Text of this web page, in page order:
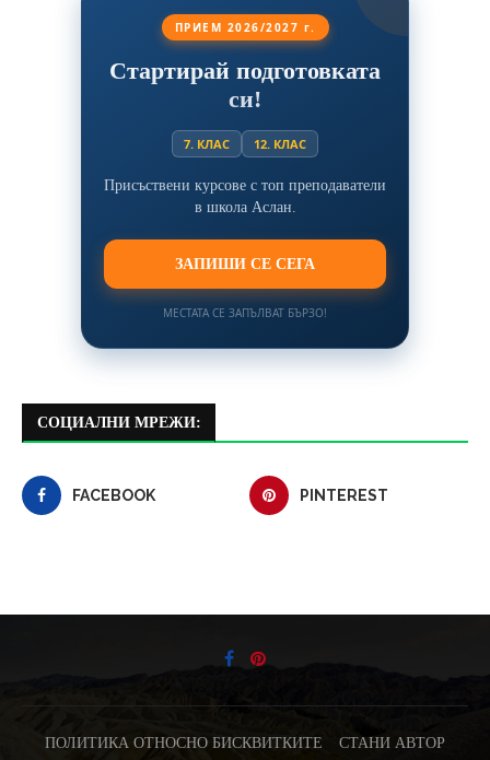
ПРИЕМ 2026/2027 г.
Стартирай подготовката
си!
7. КЛАС 12. КЛАС
Присъствени курсове с топ преподаватели
в школа Аслан.
ЗАПИШИ СЕ СЕГА
МЕСТАТА СЕ ЗАПЪЛВАТ БЪРЗО!
СОЦИАЛНИ МРЕЖИ:
FACEBOOK PINTEREST
ПОЛИТИКА ОТНОСНО БИСКВИТКИТЕ СТАНИ АВТОР